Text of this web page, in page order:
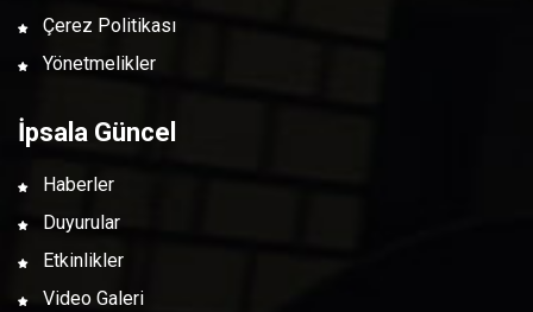
Çerez Politikası
Yönetmelikler
İpsala Güncel
Haberler
Duyurular
Etkinlikler
Video Galeri